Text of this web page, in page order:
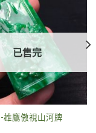
已售完
雄鷹傲視山河牌